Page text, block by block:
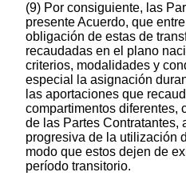
(9) Por consiguiente, las
presente Acuerdo, que
obligación de estas de
recaudadas en el plano
criterios, modalidades y
especial la asignación
las aportaciones que
compartimentos diferentes,
de las Partes Contratantes,
progresiva de la utilización
modo que estos dejen de
período transitorio.